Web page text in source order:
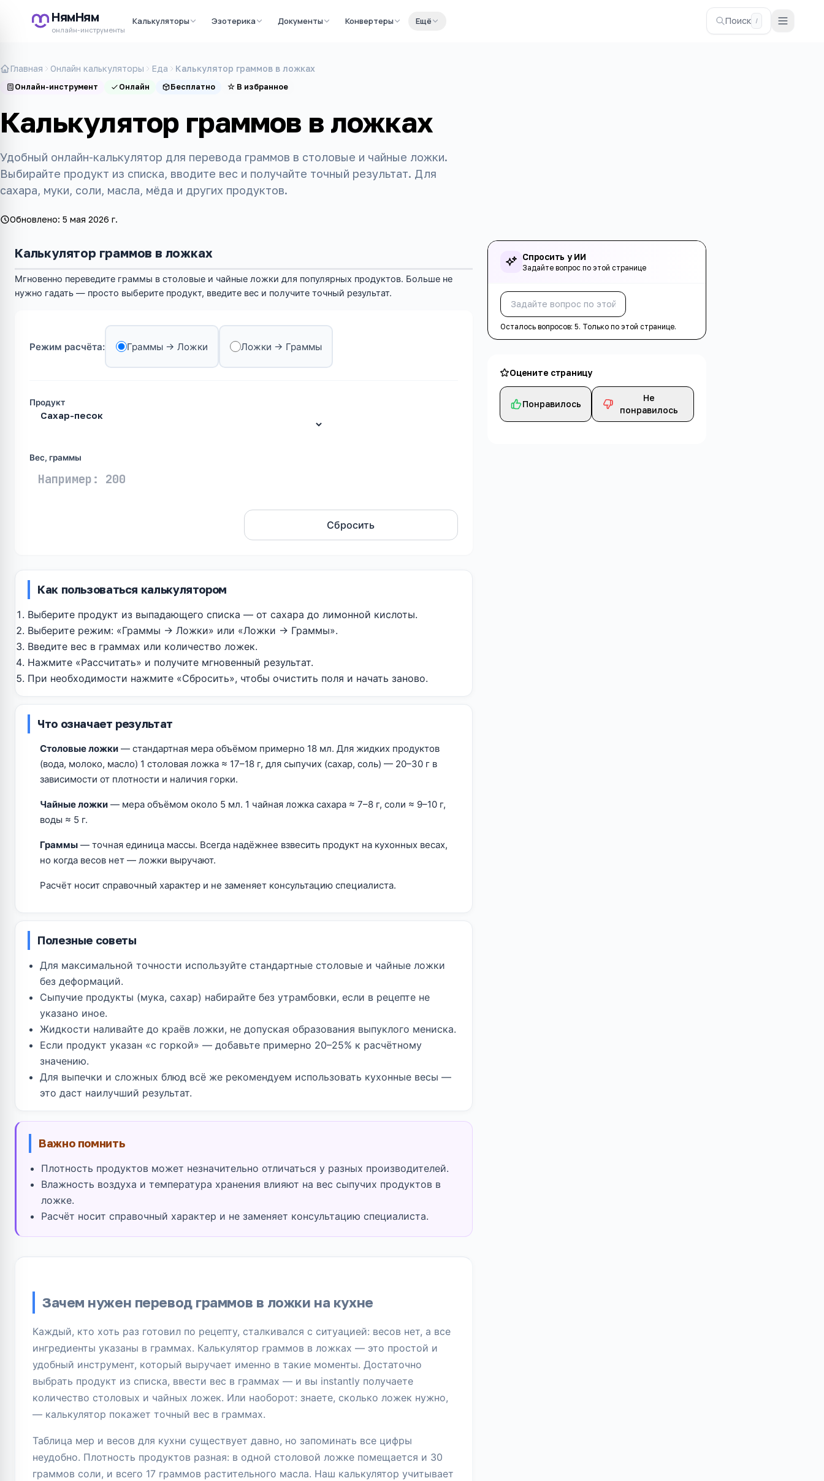
НямНям
онлайн-инструменты
Калькуляторы Эзотерика Документы Конвертеры Ещё Поиск /
Главная Онлайн калькуляторы Еда Калькулятор граммов в ложках
Онлайн-инструмент Онлайн Бесплатно ☆ В избранное
Калькулятор граммов в ложках
Удобный онлайн-калькулятор для перевода граммов в столовые и чайные ложки.
Выбирайте продукт из списка, вводите вес и получайте точный результат. Для
сахара, муки, соли, масла, мёда и других продуктов.
Обновлено: 5 мая 2026 г.
Калькулятор граммов в ложках
Мгновенно переведите граммы в столовые и чайные ложки для популярных продуктов. Больше не
нужно гадать — просто выберите продукт, введите вес и получите точный результат.
Режим расчёта: Граммы → Ложки Ложки → Граммы
Продукт
Вес, граммы
Сбросить
Как пользоваться калькулятором
Выберите продукт из выпадающего списка — от сахара до лимонной кислоты.
Выберите режим: «Граммы → Ложки» или «Ложки → Граммы».
Введите вес в граммах или количество ложек.
Нажмите «Рассчитать» и получите мгновенный результат.
При необходимости нажмите «Сбросить», чтобы очистить поля и начать заново.
Что означает результат
Столовые ложки — стандартная мера объёмом примерно 18 мл. Для жидких продуктов
(вода, молоко, масло) 1 столовая ложка ≈ 17–18 г, для сыпучих (сахар, соль) — 20–30 г в
зависимости от плотности и наличия горки.
Чайные ложки — мера объёмом около 5 мл. 1 чайная ложка сахара ≈ 7–8 г, соли ≈ 9–10 г,
воды ≈ 5 г.
Граммы — точная единица массы. Всегда надёжнее взвесить продукт на кухонных весах,
но когда весов нет — ложки выручают.
Расчёт носит справочный характер и не заменяет консультацию специалиста.
Полезные советы
Для максимальной точности используйте стандартные столовые и чайные ложки
без деформаций.
Сыпучие продукты (мука, сахар) набирайте без утрамбовки, если в рецепте не
указано иное.
Жидкости наливайте до краёв ложки, не допуская образования выпуклого мениска.
Если продукт указан «с горкой» — добавьте примерно 20–25% к расчётному
значению.
Для выпечки и сложных блюд всё же рекомендуем использовать кухонные весы —
это даст наилучший результат.
Важно помнить
Плотность продуктов может незначительно отличаться у разных производителей.
Влажность воздуха и температура хранения влияют на вес сыпучих продуктов в
ложке.
Расчёт носит справочный характер и не заменяет консультацию специалиста.
Зачем нужен перевод граммов в ложки на кухне
Каждый, кто хоть раз готовил по рецепту, сталкивался с ситуацией: весов нет, а все
ингредиенты указаны в граммах. Калькулятор граммов в ложках — это простой и
удобный инструмент, который выручает именно в такие моменты. Достаточно
выбрать продукт из списка, ввести вес в граммах — и вы instantly получаете
количество столовых и чайных ложек. Или наоборот: знаете, сколько ложек нужно,
— калькулятор покажет точный вес в граммах.
Таблица мер и весов для кухни существует давно, но запоминать все цифры
неудобно. Плотность продуктов разная: в одной столовой ложке помещается и 30
граммов соли, и всего 17 граммов растительного масла. Наш калькулятор учитывает
Спросить у ИИ
Задайте вопрос по этой странице
Осталось вопросов:5. Только по этой странице.
Оцените страницу
Понравилось
Не
понравилось